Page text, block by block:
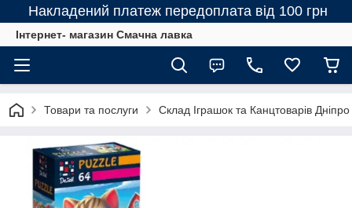
Накладений платеж передоплата від 100 грн
Інтернет- магазин Смачна лавка
Товари та послуги Склад Іграшок та Канцтоварів Дніпро